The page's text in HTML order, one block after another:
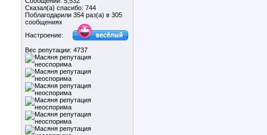
Сказал(а) спасибо: 744
Поблагодарили 354 раз(а) в 305
сообщениях
Настроение:
Вес репутации: 4737